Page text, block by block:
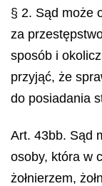
§ 2. Sąd może
za
sposób i
przyjąć, że
do posiadania
Art. 43bb. Sąd
osoby, która w
żołnierzem,